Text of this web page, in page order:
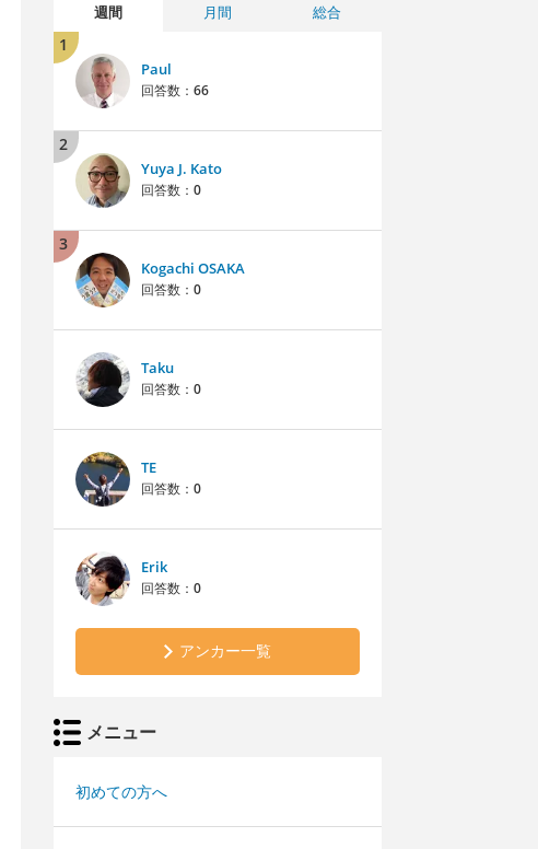
週間 月間 総合
1
Paul
回答数： 66
2
Yuya J. Kato
回答数： 0
3
Kogachi OSAKA
回答数： 0
Taku
回答数： 0
TE
回答数： 0
Erik
回答数： 0
アンカー一覧
メニュー
初めての方へ